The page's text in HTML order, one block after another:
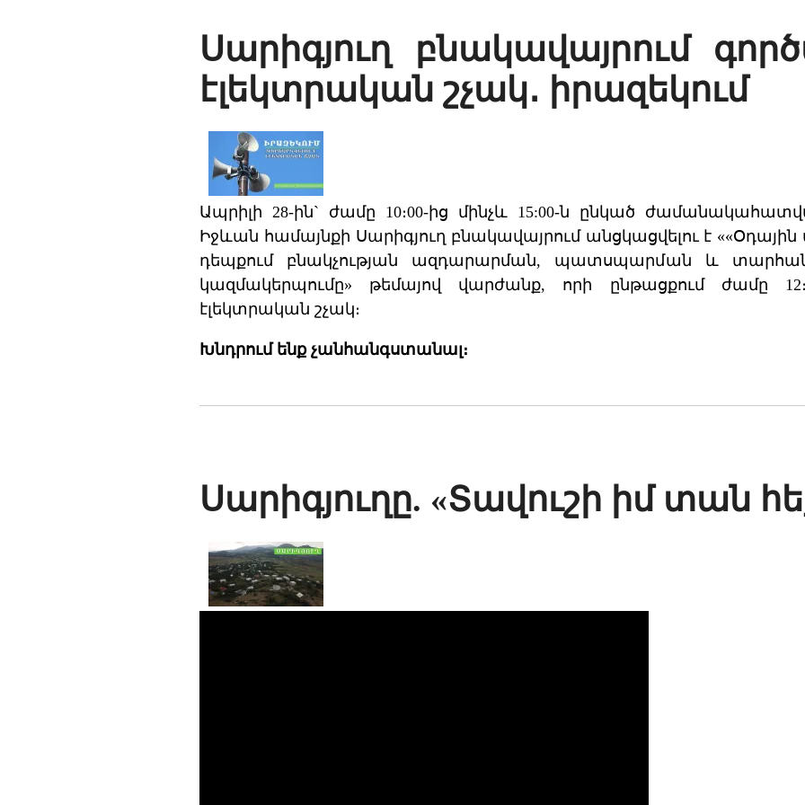
Սարիգյուղ բնակավայրում
էլեկտրական շչակ․ իրազեկում
Ապրիլի 28-ին` ժամը 10։00-ից մինչև 15:00-ն ընկած
Իջևան համայնքի Սարիգյուղ բնակավայրում անցկացվելու է
դեպքում բնակչության ազդարարման, պատսպարման և
կազմակերպումը» թեմայով վարժանք, որի ընթացքում ժամը
էլեկտրական շչակ։
Խնդրում ենք չանհանգստանալ։
Սարիգյուղը. «Տավուշի իմ տան